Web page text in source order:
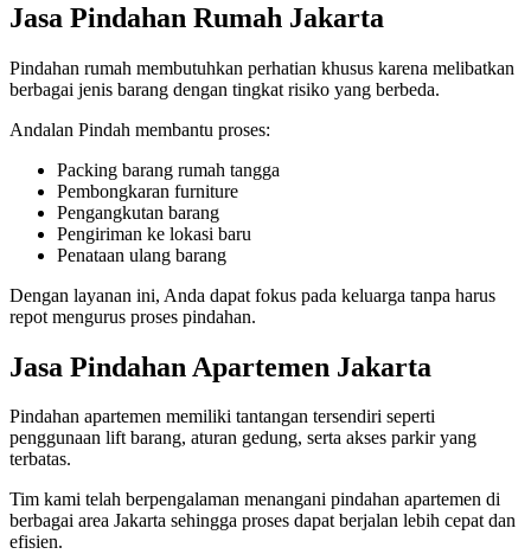
Jasa Pindahan Rumah Jakarta
Pindahan rumah membutuhkan perhatian khusus karena melibatkan
berbagai jenis barang dengan tingkat risiko yang berbeda.
Andalan Pindah membantu proses:
Packing barang rumah tangga
Pembongkaran furniture
Pengangkutan barang
Pengiriman ke lokasi baru
Penataan ulang barang
Dengan layanan ini, Anda dapat fokus pada keluarga tanpa harus
repot mengurus proses pindahan.
Jasa Pindahan Apartemen Jakarta
Pindahan apartemen memiliki tantangan tersendiri seperti
penggunaan lift barang, aturan gedung, serta akses parkir yang
terbatas.
Tim kami telah berpengalaman menangani pindahan apartemen di
berbagai area Jakarta sehingga proses dapat berjalan lebih cepat dan
efisien.